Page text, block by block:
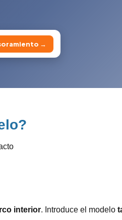
→
interior. Introduce el modelo